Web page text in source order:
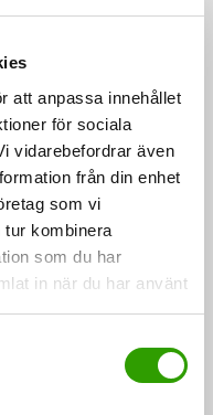
att anpassa innehållet
för sociala
vidarebefordrar även
från din enhet
som vi
kombinera
som du har
in när du har använt
och
ges tillräckligt med
olika
välja de
uppdatering
på
är det viktigt att